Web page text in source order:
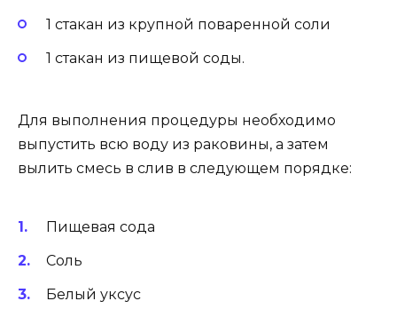
1 стакан из крупной поваренной соли
1 стакан из пищевой соды.
Для выполнения процедуры необходимо
выпустить всю воду из раковины, а затем
вылить смесь в слив в следующем порядке:
Пищевая сода
Соль
Белый уксус